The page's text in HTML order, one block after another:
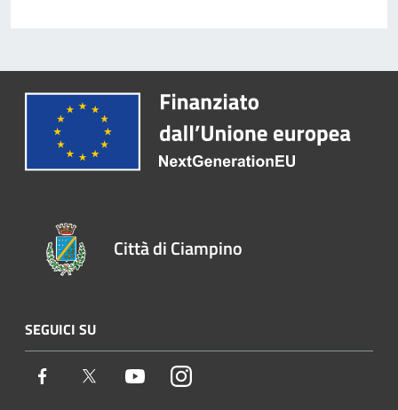
Città di Ciampino
SEGUICI SU
Facebook Twitter YoutubeInstagram